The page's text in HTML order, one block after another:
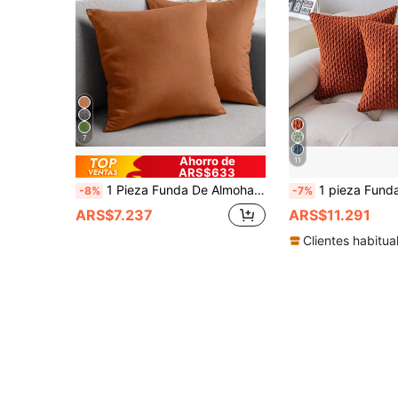
7
Ahorro de
ARS$633
-8% 1 Pieza Funda De Almohada Lisa Sin Relleno, Funda De Almohada Cuadrada De Terciopelo Rayado Para Sofá, Decoración Del Hogar
ARS$7.237
11
-7% 1 pieza Funda de cojín bohemio con rayas en color ladrillo rojo y naranja (núcleo de almohada no incluido). Funda de almohada
ARS$11.291
Clientes